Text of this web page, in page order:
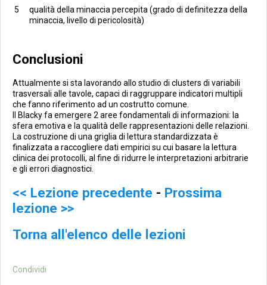
qualità della minaccia percepita (grado di definitezza della
minaccia, livello di pericolosità)
Conclusioni
Attualmente si sta lavorando allo studio di clusters di variabili
trasversali alle tavole, capaci di raggruppare indicatori multipli
che fanno riferimento ad un costrutto comune.
Il Blacky fa emergere 2 aree fondamentali di informazioni: la
sfera emotiva e la qualità delle rappresentazioni delle relazioni.
La costruzione di una griglia di lettura standardizzata è
finalizzata a raccogliere dati empirici su cui basare la lettura
clinica dei protocolli, al fine di ridurre le interpretazioni arbitrarie
e gli errori diagnostici.
<< Lezione precedente - Prossima
lezione >>
Torna all'elenco delle lezioni
Condividi